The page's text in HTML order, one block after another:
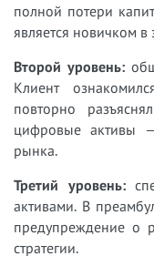
полной потери
является новичком в
Второй уровень:
Клиент
повторно
цифровые активы
рынка.
Третий уровень:
активами. В
предупреждение о
стратегии.